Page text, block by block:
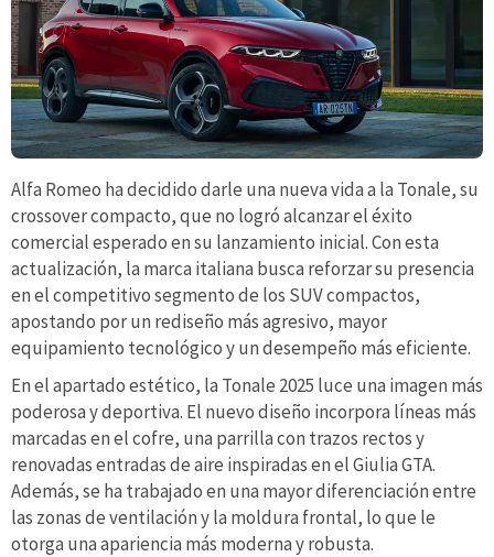
Alfa Romeo ha decidido darle una nueva vida a la Tonale, su
crossover compacto, que no logró alcanzar el éxito
comercial esperado en su lanzamiento inicial. Con esta
actualización, la marca italiana busca reforzar su presencia
en el competitivo segmento de los SUV compactos,
apostando por un rediseño más agresivo, mayor
equipamiento tecnológico y un desempeño más eficiente.
En el apartado estético, la Tonale 2025 luce una imagen más
poderosa y deportiva. El nuevo diseño incorpora líneas más
marcadas en el cofre, una parrilla con trazos rectos y
renovadas entradas de aire inspiradas en el Giulia GTA.
Además, se ha trabajado en una mayor diferenciación entre
las zonas de ventilación y la moldura frontal, lo que le
otorga una apariencia más moderna y robusta.